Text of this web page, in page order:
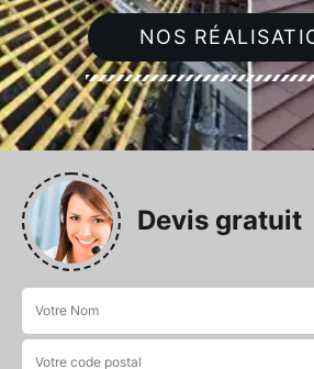
NOS
Devis gratuit